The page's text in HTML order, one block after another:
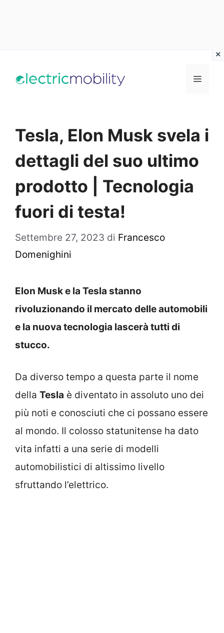
Menu
Tesla, Elon Musk svela i
dettagli del suo ultimo
prodotto | Tecnologia
fuori di testa!
Settembre 27, 2023 di Francesco
Domenighini
Elon Musk e la Tesla stanno
rivoluzionando il mercato delle automobili
e la nuova tecnologia lascerà tutti di
stucco.
Da diverso tempo a questa parte il nome
della Tesla è diventato in assoluto uno dei
più noti e conosciuti che ci possano essere
al mondo. Il colosso statunitense ha dato
vita infatti a una serie di modelli
automobilistici di altissimo livello
sfruttando l’elettrico.